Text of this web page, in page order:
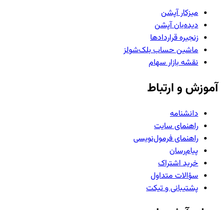
میزکار آپشن
دیده‌بان آپشن
زنجیره قراردادها
ماشین حساب بلک‌شولز
نقشه بازار سهام
آموزش و ارتباط
دانشنامه
راهنمای سایت
راهنمای فرمول‌نویسی
پیام‌رسان
خرید اشتراک
سؤالات متداول
پشتیبانی و تیکت